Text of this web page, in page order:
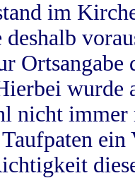
im
wurde
nicht